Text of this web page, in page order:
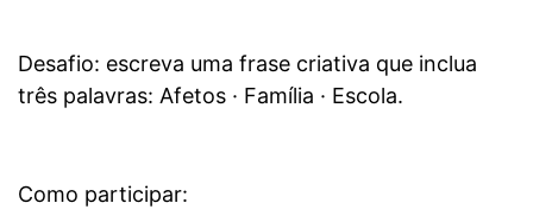
Desafio: escreva uma frase criativa que inclua
três palavras: Afetos · Família · Escola.
Como participar: